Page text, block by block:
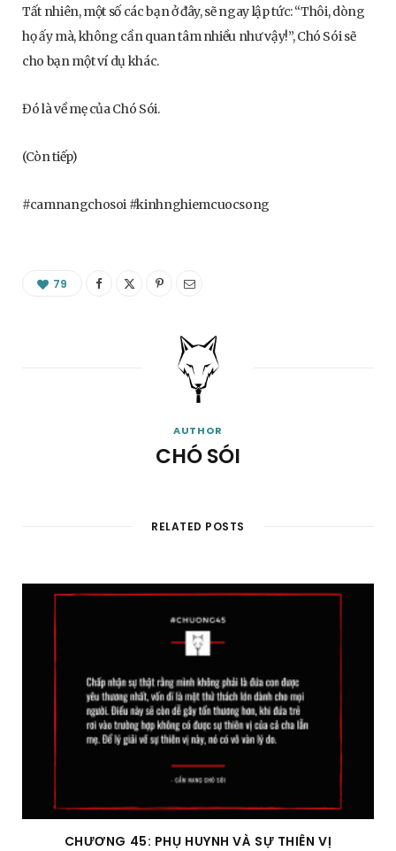
Tất nhiên, một số các bạn ở đây, sẽ ngay lập tức: “Thôi, dòng
họ ấy mà, không cần quan tâm nhiều như vậy!”, Chó Sói sẽ
cho bạn một ví dụ khác.
Đó là về mẹ của Chó Sói.
(Còn tiếp)
#camnangchosoi #kinhnghiemcuocsong
79
AUTHOR
CHÓ SÓI
RELATED POSTS
CHƯƠNG 45: PHỤ HUYNH VÀ SỰ THIÊN VỊ